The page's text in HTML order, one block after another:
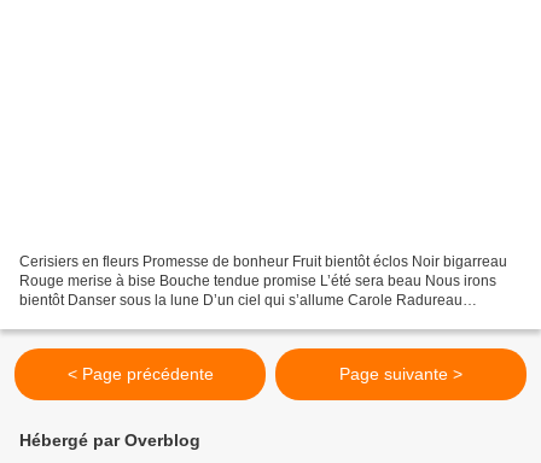
Cerisiers en fleurs Promesse de bonheur Fruit bientôt éclos Noir bigarreau
Rouge merise à bise Bouche tendue promise L’été sera beau Nous irons
bientôt Danser sous la lune D’un ciel qui s’allume Carole Radureau
< Page précédente Page suivante >
Hébergé par Overblog